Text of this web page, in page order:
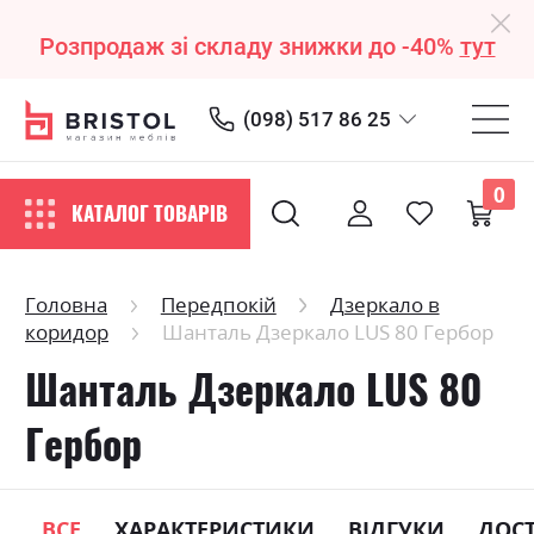
Розпродаж зі складу знижки до -40% тут
(098) 517 86 25
КАТАЛОГ ТОВАРІВ
0
Головна Передпокій
Дзеркало в
коридор
Шанталь Дзеркало LUS 80 Гербор
Шанталь Дзеркало LUS 80
Гербор